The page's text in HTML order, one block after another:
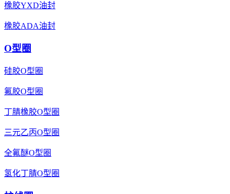
橡胶YXD油封
橡胶ADA油封
O型圈
硅胶O型圈
氟胶O型圈
丁腈橡胶O型圈
三元乙丙O型圈
全氟醚O型圈
氢化丁腈O型圈